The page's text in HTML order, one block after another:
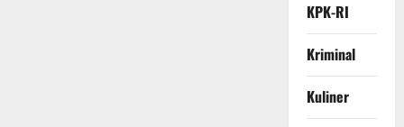
KPK-RI
Kriminal
Kuliner